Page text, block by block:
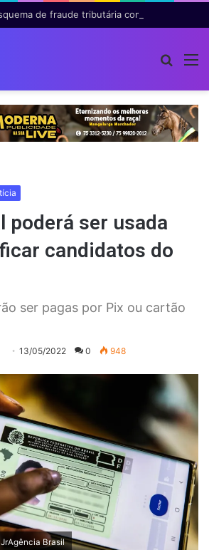
poderá ser usada
candidatos do
ser pagas por Pix ou cartão
Mande
e-
mail
13/05/2022 0 948
Brasil